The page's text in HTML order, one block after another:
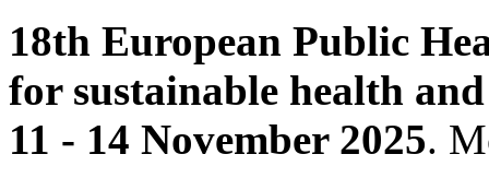
18th European Public
for sustainable health
11 - 14 November 2025.